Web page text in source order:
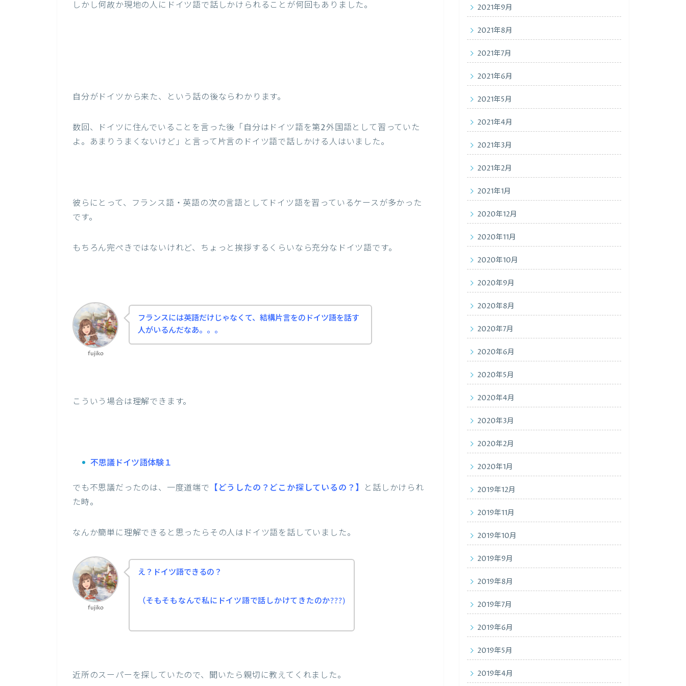
しかし何故か現地の人にドイツ語で話しかけられることが何回もありました。
自分がドイツから来た、という話の後ならわかります。
数回、ドイツに住んでいることを言った後「自分はドイツ語を第2外国語として習っていた
よ。あまりうまくないけど」と言って片言のドイツ語で話しかける人はいました。
彼らにとって、フランス語・英語の次の言語としてドイツ語を習っているケースが多かった
です。
もちろん完ぺきではないけれど、ちょっと挨拶するくらいなら充分なドイツ語です。
fujiko
フランスには英語だけじゃなくて、結構片言をのドイツ語を話す
人がいるんだなあ。。。
こういう場合は理解できます。
不思議ドイツ語体験１
でも不思議だったのは、一度道端で 【どうしたの？どこか探しているの？】
と話しかけられ
た時。
なんか簡単に理解できると思ったらその人はドイツ語を話していました。
fujiko
え？ドイツ語できるの？
（そもそもなんで私にドイツ語で話しかけてきたのか???)
近所のスーパーを探していたので、聞いたら親切に教えてくれました。
2021年9月
2021年8月
2021年7月
2021年6月
2021年5月
2021年4月
2021年3月
2021年2月
2021年1月
2020年12月
2020年11月
2020年10月
2020年9月
2020年8月
2020年7月
2020年6月
2020年5月
2020年4月
2020年3月
2020年2月
2020年1月
2019年12月
2019年11月
2019年10月
2019年9月
2019年8月
2019年7月
2019年6月
2019年5月
2019年4月